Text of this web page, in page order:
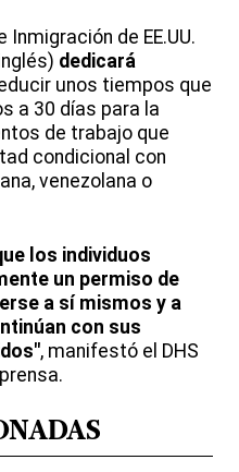
Inmigración de EE.UU.
dedicará
unos tiempos que
a 30 días para la
de trabajo que
condicional con
venezolana o
los individuos
un permiso de
a sí mismos y a
con sus
, manifestó el DHS